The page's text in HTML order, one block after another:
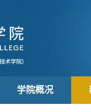
学院概况